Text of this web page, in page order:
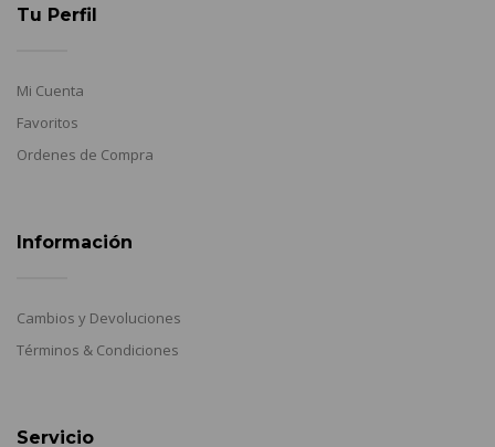
Tu Perfil
Mi Cuenta
Favoritos
Ordenes de Compra
Información
Cambios y Devoluciones
Términos & Condiciones
Servicio